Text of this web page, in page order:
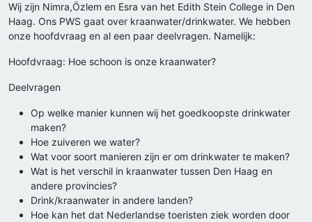
Wij zijn Nimra,Özlem en Esra van het Edith Stein College in Den
Haag. Ons PWS gaat over kraanwater/drinkwater. We hebben
onze hoofdvraag en al een paar deelvragen. Namelijk:
Hoofdvraag: Hoe schoon is onze kraanwater?
Deelvragen
Op welke manier kunnen wij het goedkoopste drinkwater
maken?
Hoe zuiveren we water?
Wat voor soort manieren zijn er om drinkwater te maken?
Wat is het verschil in kraanwater tussen Den Haag en
andere provincies?
Drink/kraanwater in andere landen?
Hoe kan het dat Nederlandse toeristen ziek worden door